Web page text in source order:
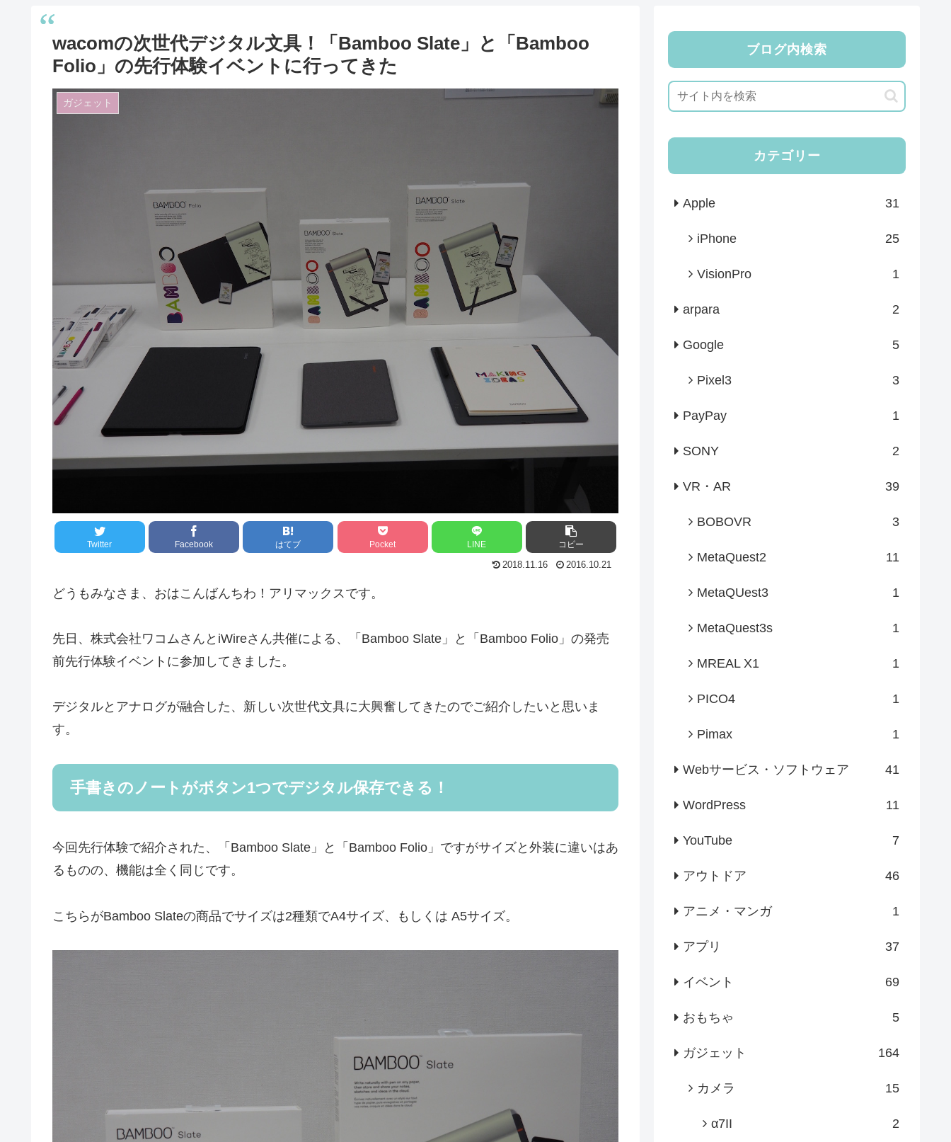
wacomの次世代デジタル文具！「Bamboo Slate」と「Bamboo
Folio」の先行体験イベントに行ってきた
ガジェット
Twitter Facebook はてブ Pocket LINE コピー
2018.11.16 2016.10.21
どうもみなさま、おはこんばんちわ！アリマックスです。
先日、株式会社ワコムさんとiWireさん共催による、「Bamboo Slate」と「Bamboo Folio」の発売
前先行体験イベントに参加してきました。
デジタルとアナログが融合した、新しい次世代文具に大興奮してきたのでご紹介したいと思いま
す。
手書きのノートがボタン1つでデジタル保存できる！
今回先行体験で紹介された、「Bamboo Slate」と「Bamboo Folio」ですがサイズと外装に違いはあ
るものの、機能は全く同じです。
こちらがBamboo Slateの商品でサイズは2種類でA4サイズ、もしくは A5サイズ。
ブログ内検索
カテゴリー
Apple 31
iPhone 25
VisionPro 1
arpara 2
Google 5
Pixel3 3
PayPay 1
SONY 2
VR・AR 39
BOBOVR 3
MetaQuest2 11
MetaQUest3 1
MetaQuest3s 1
MREAL X1 1
PICO4 1
Pimax 1
Webサービス・ソフトウェア 41
WordPress 11
YouTube 7
アウトドア 46
アニメ・マンガ 1
アプリ 37
イベント 69
おもちゃ 5
ガジェット 164
カメラ 15
α7II 2